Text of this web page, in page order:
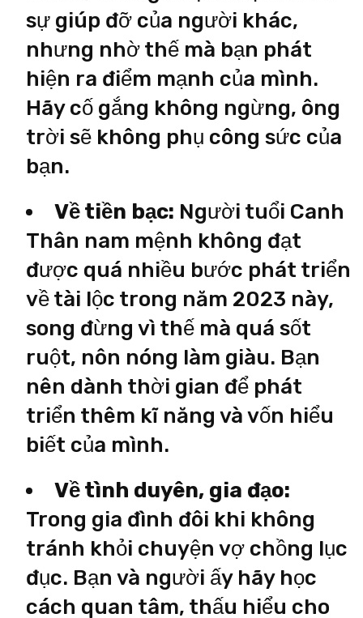
sự giúp đỡ của người khác,
nhưng nhờ thế mà bạn phát
hiện ra điểm mạnh của mình.
Hãy cố gắng không ngừng, ông
trời sẽ không phụ công sức của
bạn.
Về tiền bạc: Người tuổi Canh
Thân nam mệnh không đạt
được quá nhiều bước phát triển
về tài lộc trong năm 2023 này,
song đừng vì thế mà quá sốt
ruột, nôn nóng làm giàu. Bạn
nên dành thời gian để phát
triển thêm kĩ năng và vốn hiểu
biết của mình.
Về tình duyên, gia đạo:
Trong gia đình đôi khi không
tránh khỏi chuyện vợ chồng lục
đục. Bạn và người ấy hãy học
cách quan tâm, thấu hiểu cho